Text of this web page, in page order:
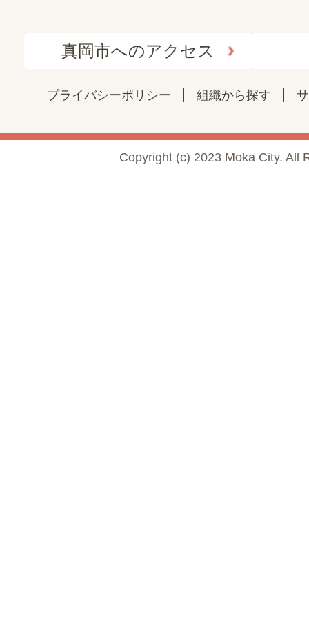
真岡市へのアクセス
プライバシーポリシー 組織から探す
Copyright (c) 2023 Moka City. All